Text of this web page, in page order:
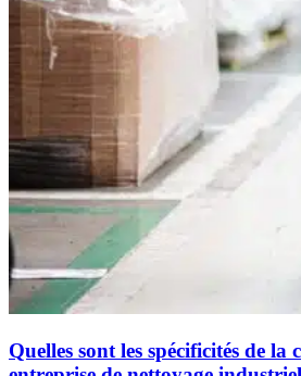
Quelles sont les spécificités de la